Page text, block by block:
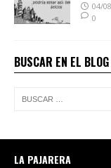
04/
0
BUSCAR EN EL BLOG
LA PAJARERA